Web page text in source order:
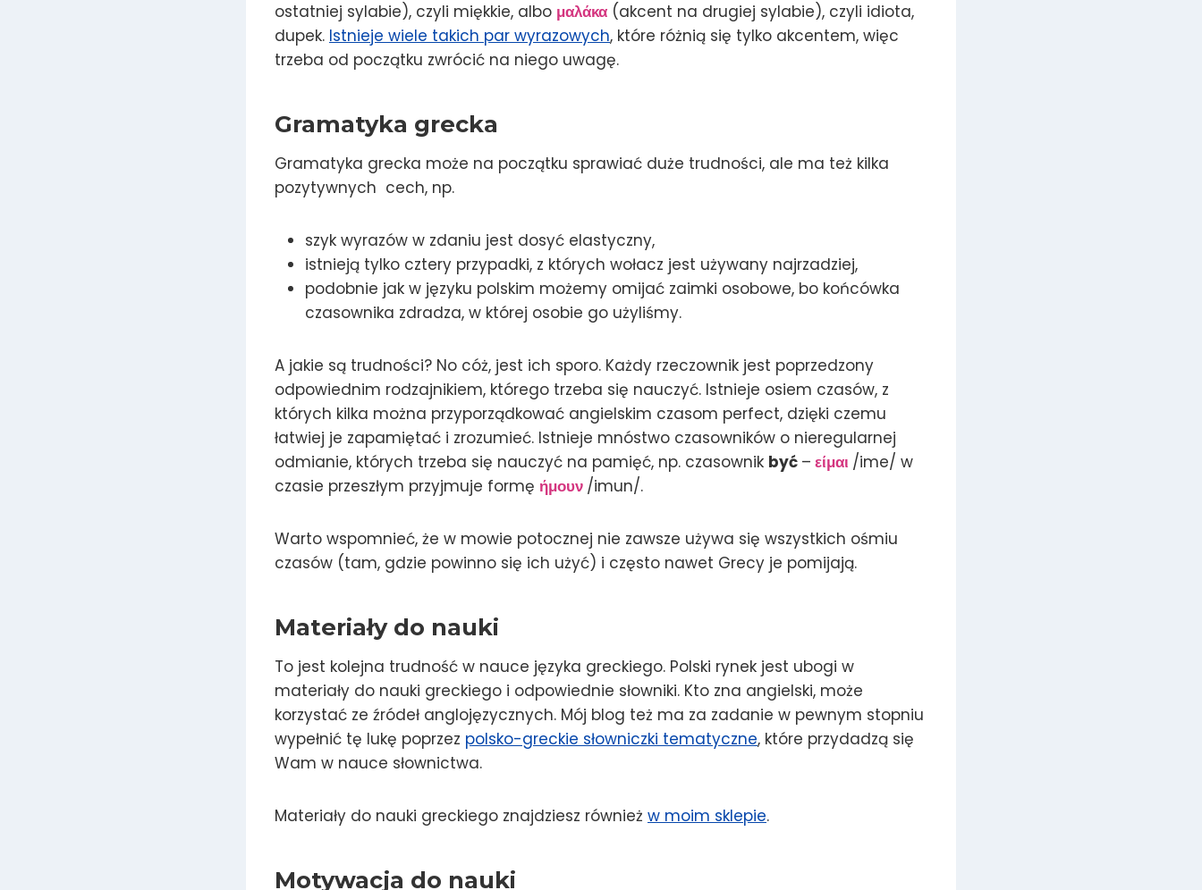
ostatniej sylabie), czyli miękkie, albo μαλάκα (akcent na drugiej sylabie), czyli idiota,
dupek. Istnieje wiele takich par wyrazowych, które różnią się tylko akcentem, więc
trzeba od początku zwrócić na niego uwagę.
Gramatyka grecka
Gramatyka grecka może na początku sprawiać duże trudności, ale ma też kilka
pozytywnych cech, np.
szyk wyrazów w zdaniu jest dosyć elastyczny,
istnieją tylko cztery przypadki, z których wołacz jest używany najrzadziej,
podobnie jak w języku polskim możemy omijać zaimki osobowe, bo końcówka
czasownika zdradza, w której osobie go użyliśmy.
A jakie są trudności? No cóż, jest ich sporo. Każdy rzeczownik jest poprzedzony
odpowiednim rodzajnikiem, którego trzeba się nauczyć. Istnieje osiem czasów, z
których kilka można przyporządkować angielskim czasom perfect, dzięki czemu
łatwiej je zapamiętać i zrozumieć. Istnieje mnóstwo czasowników o nieregularnej
odmianie, których trzeba się nauczyć na pamięć, np. czasownik być – είμαι /ime/ w
czasie przeszłym przyjmuje formę ήμουν /imun/.
Warto wspomnieć, że w mowie potocznej nie zawsze używa się wszystkich ośmiu
czasów (tam, gdzie powinno się ich użyć) i często nawet Grecy je pomijają.
Materiały do nauki
To jest kolejna trudność w nauce języka greckiego. Polski rynek jest ubogi w
materiały do nauki greckiego i odpowiednie słowniki. Kto zna angielski, może
korzystać ze źródeł anglojęzycznych. Mój blog też ma za zadanie w pewnym stopniu
wypełnić tę lukę poprzez polsko-greckie słowniczki tematyczne, które przydadzą się
Wam w nauce słownictwa.
Materiały do nauki greckiego znajdziesz również w moim sklepie.
Motywacja do nauki